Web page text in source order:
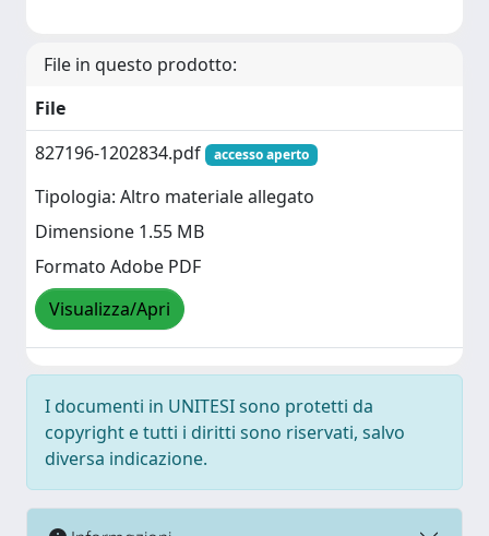
File in questo prodotto:
File
827196-1202834.pdf
accesso aperto
Tipologia: Altro materiale allegato
Dimensione 1.55 MB
Formato Adobe PDF
Visualizza/Apri
I documenti in UNITESI sono protetti da
copyright e tutti i diritti sono riservati, salvo
diversa indicazione.